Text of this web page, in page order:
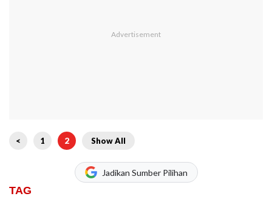
< 1 2 Show All
Jadikan Sumber Pilihan
TAG